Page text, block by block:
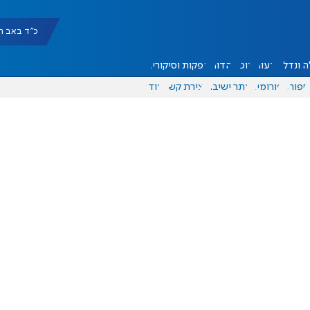
כ"ד באב תשפ"ו
ונדל"ן דעות אוכל יהדות הפקות וסיקורים
ספורט פורומים אתר ישיבה יצירת קשר עוד